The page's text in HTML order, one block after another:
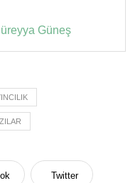
Güneş
Twitter